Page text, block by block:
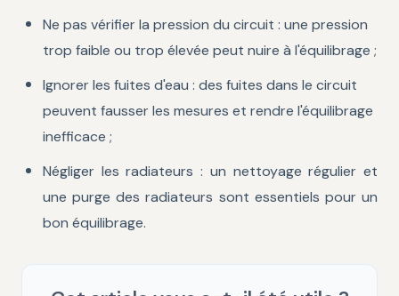
Ne pas vérifier la pression du circuit : une pression
trop faible ou trop élevée peut nuire à l'équilibrage ;
Ignorer les fuites d'eau : des fuites dans le circuit
peuvent fausser les mesures et rendre l'équilibrage
inefficace ;
Négliger les radiateurs : un nettoyage régulier et
une purge des radiateurs sont essentiels pour un
bon équilibrage.